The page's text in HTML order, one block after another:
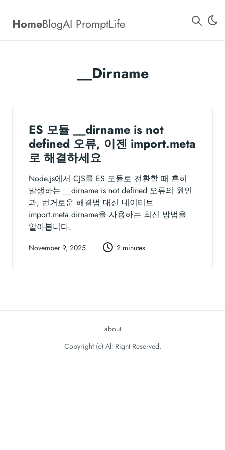
HomeBlogAI PromptLife
__Dirname
ES 모듈 __dirname is not
defined 오류, 이젠 import.meta
로 해결하세요
Node.js에서 CJS를 ES 모듈로 전환할 때 흔히
발생하는 __dirname is not defined 오류의 원인
과, 번거로운 해결법 대신 네이티브
import.meta.dirname을 사용하는 최신 방법을
알아봅니다.
November 9, 2025 2 minutes
about
Copyright (c) All Right Reserved.